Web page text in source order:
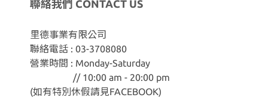
聯絡我們 CONTACT US
里德事業有限公司
聯絡電話 : 03-3708080
營業時間 : Monday-Saturday
// 10:00 am - 20:00 pm
(如有特別休假請見FACEBOOK)